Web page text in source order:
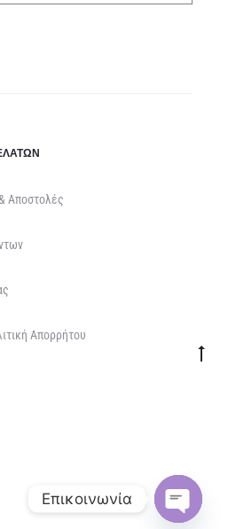
Αποστολές
Απορρήτου
Επικοινωνία